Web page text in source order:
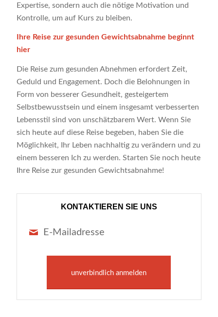
Expertise, sondern auch die nötige Motivation und
Kontrolle, um auf Kurs zu bleiben.
Ihre Reise zur gesunden Gewichtsabnahme beginnt
hier
Die Reise zum gesunden Abnehmen erfordert Zeit,
Geduld und Engagement. Doch die Belohnungen in
Form von besserer Gesundheit, gesteigertem
Selbstbewusstsein und einem insgesamt verbesserten
Lebensstil sind von unschätzbarem Wert. Wenn Sie
sich heute auf diese Reise begeben, haben Sie die
Möglichkeit, Ihr Leben nachhaltig zu verändern und zu
einem besseren Ich zu werden. Starten Sie noch heute
Ihre Reise zur gesunden Gewichtsabnahme!
KONTAKTIEREN SIE UNS
E-Mailadresse
unverbindlich anmelden